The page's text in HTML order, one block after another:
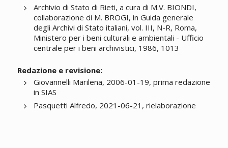
Archivio di Stato di Rieti, a cura di M.V. BIONDI,
collaborazione di M. BROGI, in Guida generale
degli Archivi di Stato italiani, vol. III, N-R, Roma,
Ministero per i beni culturali e ambientali - Ufficio
centrale per i beni archivistici, 1986, 1013
Redazione e revisione:
Giovannelli Marilena, 2006-01-19, prima redazione
in SIAS
Pasquetti Alfredo, 2021-06-21, rielaborazione